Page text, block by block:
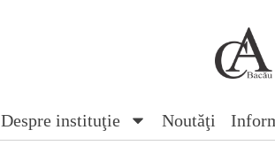
Despre instituţie Noutăţi